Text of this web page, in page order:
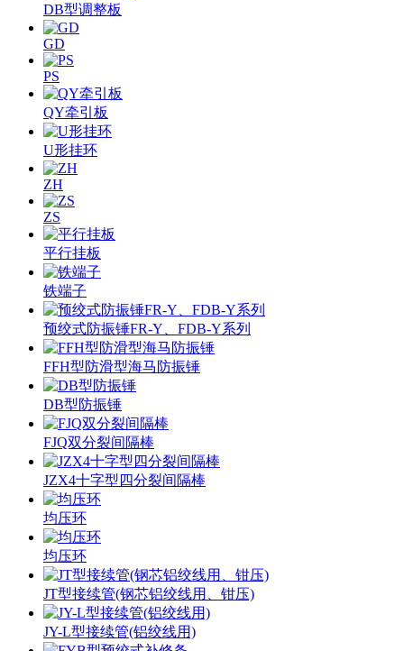
DB型调整板
GD
PS
QY牵引板
U形挂环
ZH
ZS
平行挂板
铁端子
预绞式防振锤FR-Y、FDB-Y系列
FFH型防滑型海马防振锤
DB型防振锤
FJQ双分裂间隔棒
JZX4十字型四分裂间隔棒
均压环
均压环
JT型接续管(钢芯铝绞线用、钳压)
JY-L型接续管(铝绞线用)